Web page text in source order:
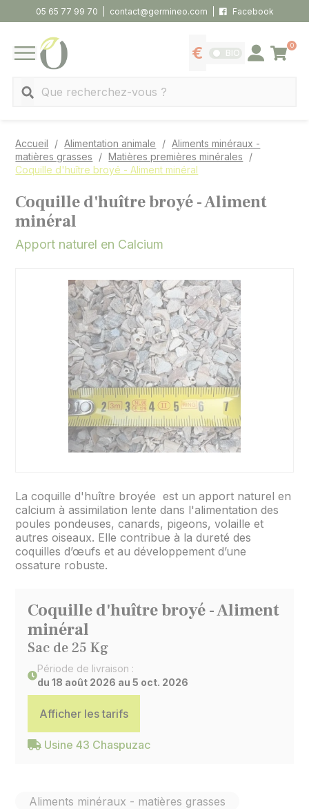
05 65 77 99 70 contact@germineo.com Facebook
MENU
Afficher les tarifs
BIO Se connecter
0
Panier
Accueil Alimentation animale
Aliments minéraux -
matières grasses
Matières premières minérales
Coquille d'huître broyé - Aliment minéral
Coquille d'huître broyé - Aliment
minéral
Apport naturel en Calcium
La coquille d'huître broyée est un apport naturel en
calcium à assimilation lente dans l'alimentation des
poules pondeuses, canards, pigeons, volaille et
autres oiseaux. Elle contribue à la dureté des
coquilles d’œufs et au développement d’une
ossature robuste.
Coquille d'huître broyé - Aliment
minéral
Sac de 25 Kg
Période de livraison :
du 18 août 2026 au 5 oct. 2026
Afficher les tarifs
Usine 43 Chaspuzac
Aliments minéraux - matières grasses
Panneau de gestion des cookies